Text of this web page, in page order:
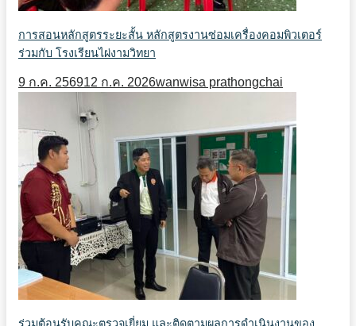
การสอนหลักสูตรระยะสั้น หลักสูตรงานซ่อมเครื่องคอมพิวเตอร์
ร่วมกับ โรงเรียนไผ่งามวิทยา
9 ก.ค. 256912 ก.ค. 2026wanwisa prathongchai